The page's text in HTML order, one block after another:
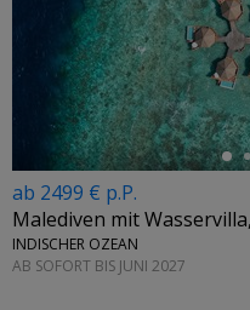
←
ab 2499 € p.P.
Malediven mit
INDISCHER OZEAN
AB SOFORT BIS JUNI 2027